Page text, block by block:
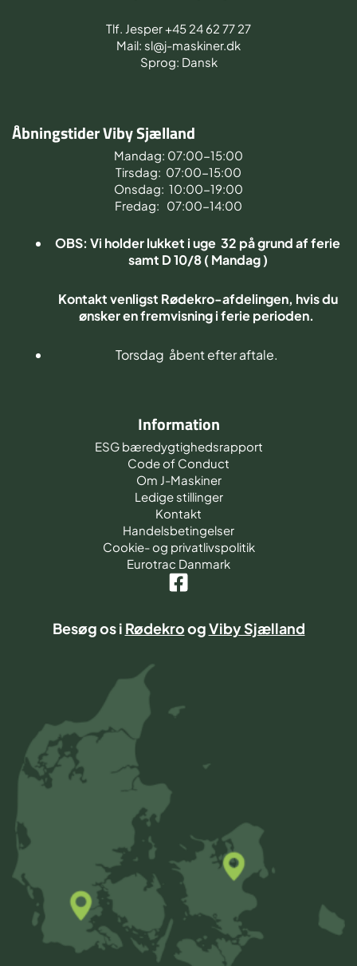
Tlf. Jesper +45 24 62 77 27
Mail: sl@j-maskiner.dk
Sprog: Dansk
Åbningstider Viby Sjælland
Mandag: 07:00-15:00
Tirsdag: 07:00-15:00
Onsdag: 10:00-19:00
Fredag: 07:00-14:00
OBS: Vi holder lukket i uge 32 på grund af ferie
samt D 10/8 ( Mandag )
Kontakt venligst Rødekro-afdelingen, hvis du
ønsker en fremvisning i ferie perioden.
Torsdag åbent efter aftale.
Information
ESG bæredygtighedsrapport
Code of Conduct
Om J-Maskiner
Ledige stillinger
Kontakt
Handelsbetingelser
Cookie- og privatlivspolitik
Eurotrac Danmark
Besøg os i RødekroogViby Sjælland